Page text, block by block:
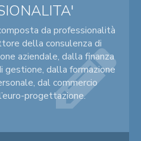
da professionalità
della consulenza di
aziendale, dalla finanza
dalla formazione
dal commercio
progettazione.